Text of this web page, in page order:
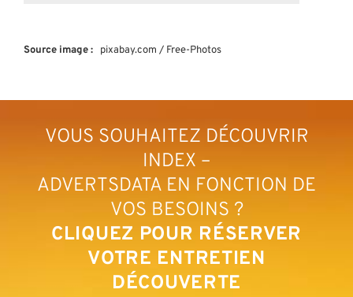
Source image : pixabay.com / Free-Photos
VOUS SOUHAITEZ DÉCOUVRIR
INDEX –
ADVERTSDATA EN FONCTION DE
VOS BESOINS ?
CLIQUEZ POUR RÉSERVER
VOTRE ENTRETIEN
DÉCOUVERTE